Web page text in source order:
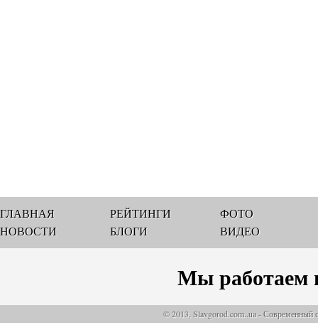
ГЛАВНАЯ
НОВОСТИ
РЕЙТИНГИ
БЛОГИ
ФОТО
ВИДЕО
Мы работаем
© 2013, Slavgorod.com..ua - Современный